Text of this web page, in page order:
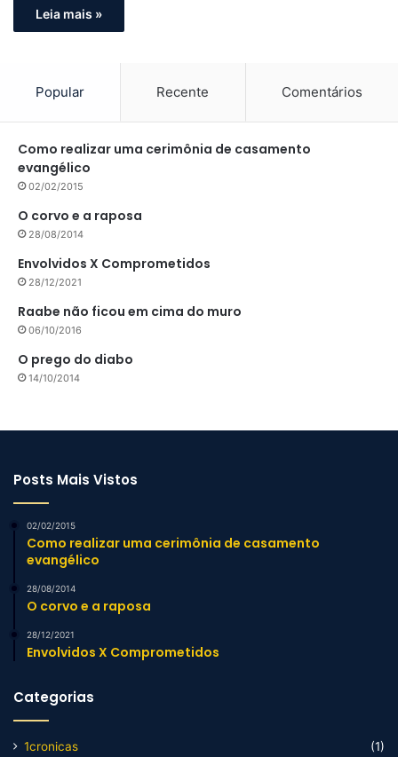
Leia mais »
Popular Recente Comentários
Como realizar uma cerimônia de casamento
evangélico
02/02/2015
O corvo e a raposa
28/08/2014
Envolvidos X Comprometidos
28/12/2021
Raabe não ficou em cima do muro
06/10/2016
O prego do diabo
14/10/2014
Posts Mais Vistos
02/02/2015
Como realizar uma cerimônia de casamento
evangélico
28/08/2014
O corvo e a raposa
28/12/2021
Envolvidos X Comprometidos
Categorias
1cronicas
(1)